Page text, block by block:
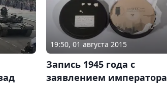
19:50, 01 августа 2015
Запись 1945 года с
заявлением императора